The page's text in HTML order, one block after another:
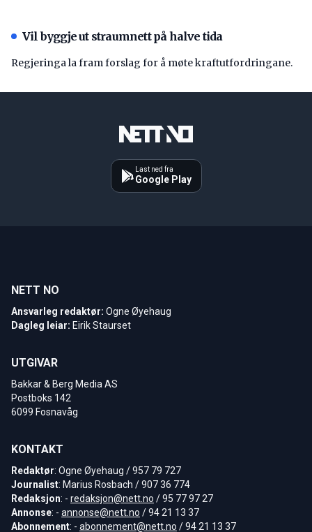
Vil byggje ut straumnett på halve tida
Regjeringa la fram forslag for å møte kraftutfordringane.
Last ned fra
Google Play
NETT NO
Ansvarleg redaktør: Ogne Øyehaug
Dagleg leiar: Eirik Staurset
UTGIVAR
Bakkar & Berg Media AS
Postboks 142
6099 Fosnavåg
KONTAKT
Redaktør: Ogne Øyehaug / 957 79 727
Journalist: Marius Rosbach / 907 36 774
Redaksjon: - redaksjon@nett.no / 95 77 97 27
Annonse: - annonse@nett.no / 94 21 13 37
Abonnement: - abonnement@nett.no / 94 21 13 37